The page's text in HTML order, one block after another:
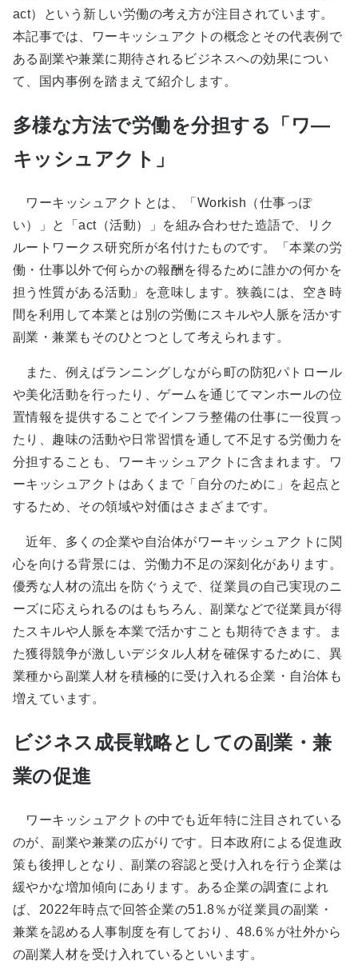
act）という新しい労働の考え方が注目されています。
本記事では、ワーキッシュアクトの概念とその代表例で
ある副業や兼業に期待されるビジネスへの効果につい
て、国内事例を踏まえて紹介します。
多様な方法で労働を分担する「ワ―
キッシュアクト」
ワーキッシュアクトとは、「Workish（仕事っぽ
い）」と「act（活動）」を組み合わせた造語で、リク
ルートワークス研究所が名付けたものです。「本業の労
働・仕事以外で何らかの報酬を得るために誰かの何かを
担う性質がある活動」を意味します。狭義には、空き時
間を利用して本業とは別の労働にスキルや人脈を活かす
副業・兼業もそのひとつとして考えられます。
また、例えばランニングしながら町の防犯パトロール
や美化活動を行ったり、ゲームを通じてマンホールの位
置情報を提供することでインフラ整備の仕事に一役買っ
たり、趣味の活動や日常習慣を通して不足する労働力を
分担することも、ワーキッシュアクトに含まれます。ワ
ーキッシュアクトはあくまで「自分のために」を起点と
するため、その領域や対価はさまざまです。
近年、多くの企業や自治体がワーキッシュアクトに関
心を向ける背景には、労働力不足の深刻化があります。
優秀な人材の流出を防ぐうえで、従業員の自己実現のニ
ーズに応えられるのはもちろん、副業などで従業員が得
たスキルや人脈を本業で活かすことも期待できます。ま
た獲得競争が激しいデジタル人材を確保するために、異
業種から副業人材を積極的に受け入れる企業・自治体も
増えています。
ビジネス成長戦略としての副業・兼
業の促進
ワーキッシュアクトの中でも近年特に注目されている
のが、副業や兼業の広がりです。日本政府による促進政
策も後押しとなり、副業の容認と受け入れを行う企業は
緩やかな増加傾向にあります。ある企業の調査によれ
ば、2022年時点で回答企業の51.8％が従業員の副業・
兼業を認める人事制度を有しており、48.6％が社外から
の副業人材を受け入れているといいます。